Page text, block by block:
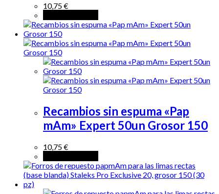
10,75€
Recambios sin espuma «Pap
mAm» Expert 50un Grosor 150
10,75€